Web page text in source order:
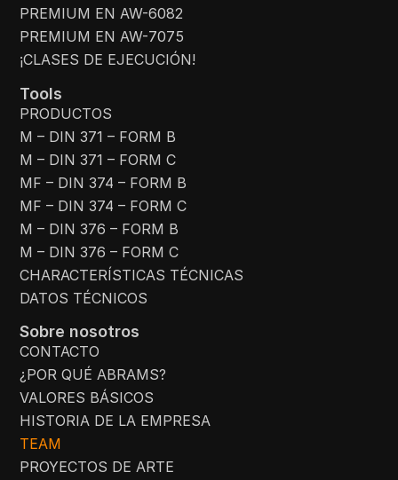
PREMIUM EN AW-6082
PREMIUM EN AW-7075
¡CLASES DE EJECUCIÓN!
Tools
PRODUCTOS
M – DIN 371 – FORM B
M – DIN 371 – FORM C
MF – DIN 374 – FORM B
MF – DIN 374 – FORM C
M – DIN 376 – FORM B
M – DIN 376 – FORM C
CHARACTERÍSTICAS TÉCNICAS
DATOS TÉCNICOS
Sobre nosotros
CONTACTO
¿POR QUÉ ABRAMS?
VALORES BÁSICOS
HISTORIA DE LA EMPRESA
TEAM
PROYECTOS DE ARTE